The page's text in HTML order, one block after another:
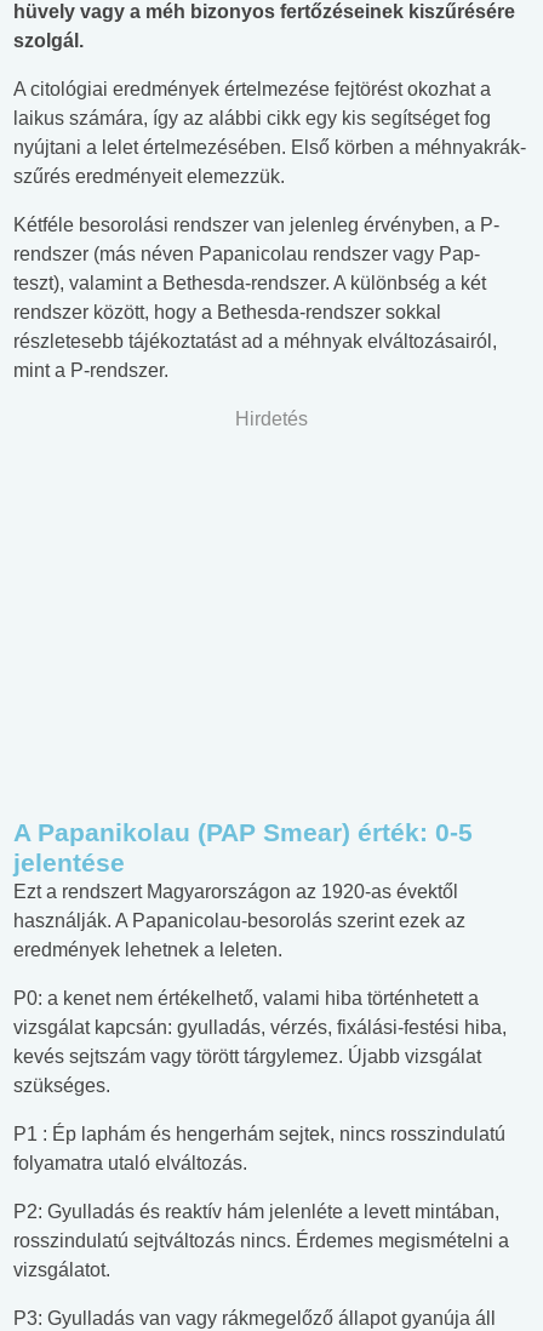
hüvely vagy a méh bizonyos fertőzéseinek kiszűrésére
szolgál.
A citológiai eredmények értelmezése fejtörést okozhat a
laikus számára, így az alábbi cikk egy kis segítséget fog
nyújtani a lelet értelmezésében. Első körben a méhnyakrák-
szűrés eredményeit elemezzük.
Kétféle besorolási rendszer van jelenleg érvényben, a P-
rendszer (más néven Papanicolau rendszer vagy Pap-
teszt), valamint a Bethesda-rendszer. A különbség a két
rendszer között, hogy a Bethesda-rendszer sokkal
részletesebb tájékoztatást ad a méhnyak elváltozásairól,
mint a P-rendszer.
Hirdetés
A Papanikolau (PAP Smear) érték: 0-5
jelentése
Ezt a rendszert Magyarországon az 1920-as évektől
használják. A Papanicolau-besorolás szerint ezek az
eredmények lehetnek a leleten.
P0: a kenet nem értékelhető, valami hiba történhetett a
vizsgálat kapcsán: gyulladás, vérzés, fixálási-festési hiba,
kevés sejtszám vagy törött tárgylemez. Újabb vizsgálat
szükséges.
P1 : Ép laphám és hengerhám sejtek, nincs rosszindulatú
folyamatra utaló elváltozás.
P2: Gyulladás és reaktív hám jelenléte a levett mintában,
rosszindulatú sejtváltozás nincs. Érdemes megismételni a
vizsgálatot.
P3: Gyulladás van vagy rákmegelőző állapot gyanúja áll